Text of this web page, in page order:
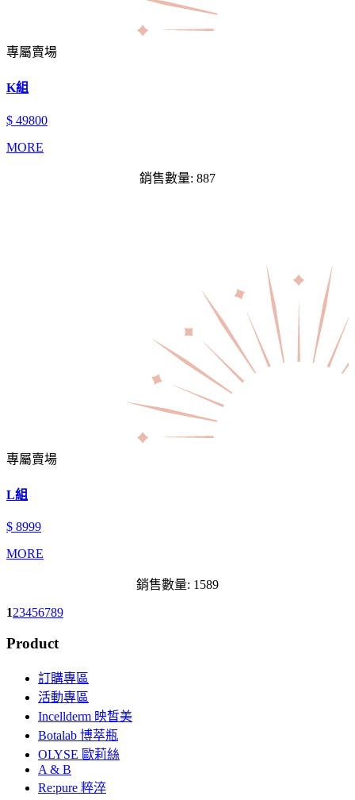
專屬賣場
K組
$ 49800
MORE
銷售數量: 887
專屬賣場
L組
$ 8999
MORE
銷售數量: 1589
123456789
Product
訂購專區
活動專區
Incellderm 映皙美
Botalab 博萃瓶
OLYSE 歐莉絲
A & B
Re:pure 粹淬